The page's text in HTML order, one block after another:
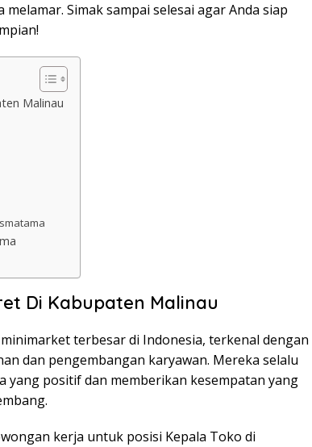
Simak sampai selesai agar Anda siap
Malinau
Di Kabupaten Malinau
terbesar di Indonesia, terkenal dengan
dan pengembangan karyawan. Mereka selalu
yang positif dan memberikan kesempatan yang
kerja untuk posisi Kepala Toko di